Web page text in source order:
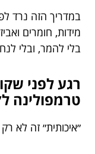
במדריך הזה נרד
מידות, חומרים
בלי להמר, ובלי
רגע לפני
טרמפולינה
״איכותית״ זה לא